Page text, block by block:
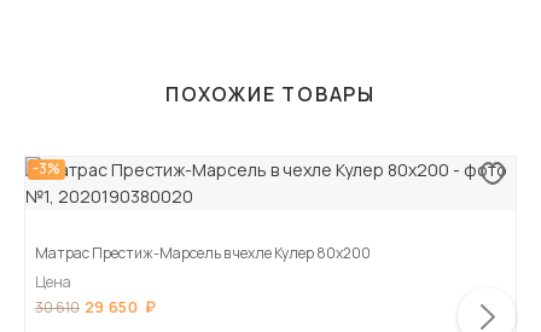
ПОХОЖИЕ ТОВАРЫ
-3%
Матрас Престиж-Марсель в чехле Кулер 80х200
Цена
30 610 29 650